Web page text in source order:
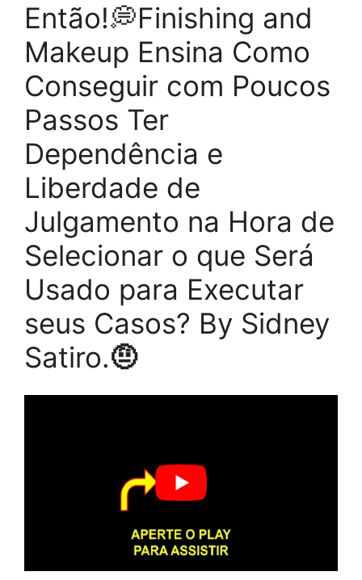
Então!💭Finishing and
Makeup Ensina Como
Conseguir com Poucos
Passos Ter
Dependência e
Liberdade de
Julgamento na Hora de
Selecionar o que Será
Usado para Executar
seus Casos? By Sidney
Satiro.🤨